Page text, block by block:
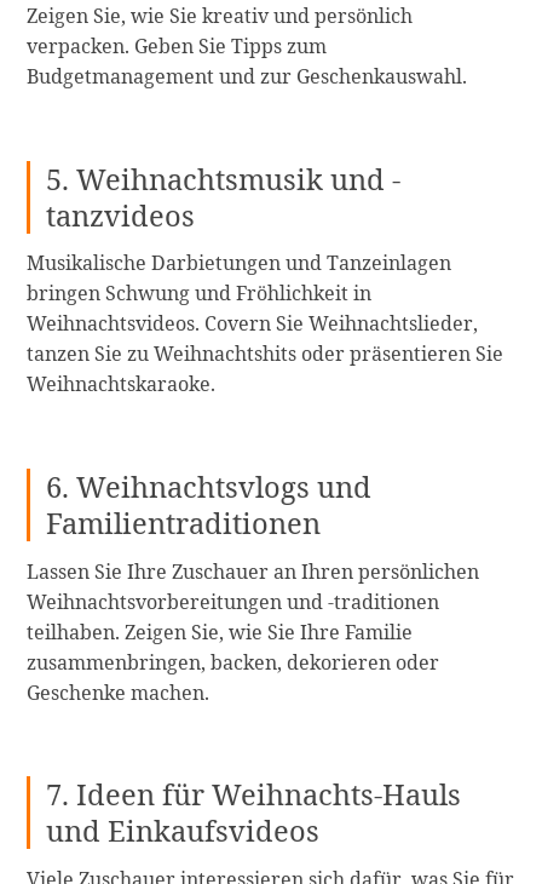
Zeigen Sie, wie Sie kreativ und persönlich
verpacken. Geben Sie Tipps zum
Budgetmanagement und zur Geschenkauswahl.
5. Weihnachtsmusik und -
tanzvideos
Musikalische Darbietungen und Tanzeinlagen
bringen Schwung und Fröhlichkeit in
Weihnachtsvideos. Covern Sie Weihnachtslieder,
tanzen Sie zu Weihnachtshits oder präsentieren Sie
Weihnachtskaraoke.
6. Weihnachtsvlogs und
Familientraditionen
Lassen Sie Ihre Zuschauer an Ihren persönlichen
Weihnachtsvorbereitungen und -traditionen
teilhaben. Zeigen Sie, wie Sie Ihre Familie
zusammenbringen, backen, dekorieren oder
Geschenke machen.
7. Ideen für Weihnachts-Hauls
und Einkaufsvideos